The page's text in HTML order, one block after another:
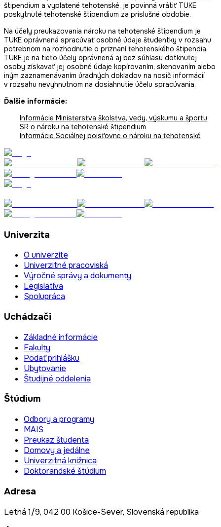
štipendium a vyplatené tehotenské, je povinná vrátiť TUKE
poskytnuté tehotenské štipendium za príslušné obdobie.
Na účely preukazovania nároku na tehotenské štipendium je
TUKE oprávnená spracúvať osobné údaje študentky v rozsahu
potrebnom na rozhodnutie o priznaní tehotenského štipendia.
TUKE je na tieto účely oprávnená aj bez súhlasu dotknutej
osoby získavať jej osobné údaje kopírovaním, skenovaním alebo
iným zaznamenávaním úradných dokladov na nosič informácií
v rozsahu nevyhnutnom na dosiahnutie účelu spracúvania.
Ďalšie informácie:
Informácie Ministerstva školstva, vedy, výskumu a športu
SR o nároku na tehotenské štipendium
Informácie Sociálnej poisťovne o nároku na tehotenské
Univerzita
O univerzite
Univerzitné pracoviská
Výročné správy a dokumenty
Legislatíva
Spolupráca
Uchádzači
Základné informácie
Fakulty
Podať prihlášku
Ubytovanie
Študijné oddelenia
Štúdium
Odbory a programy
MAIS
Preukaz študenta
Domovy a jedálne
Univerzitná knižnica
Doktorandské štúdium
Adresa
Letná 1/9, 042 00 Košice-Sever, Slovenská republika